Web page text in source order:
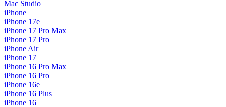
Mac Studio
iPhone
iPhone 17e
iPhone 17 Pro Max
iPhone 17 Pro
iPhone Air
iPhone 17
iPhone 16 Pro Max
iPhone 16 Pro
iPhone 16e
iPhone 16 Plus
iPhone 16